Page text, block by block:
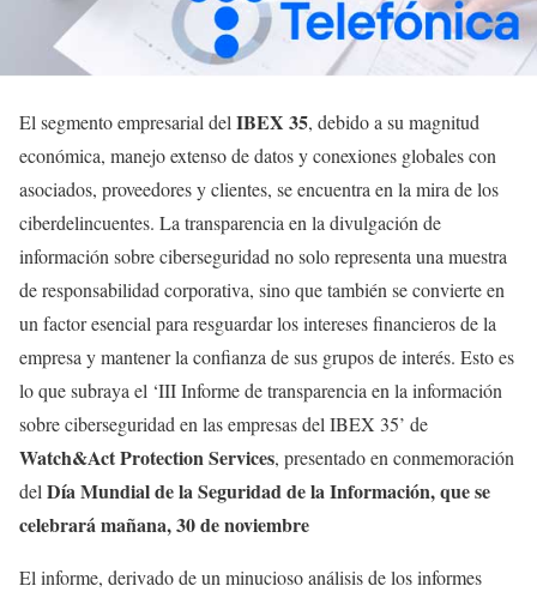
El segmento empresarial delIBEX 35, debido a su magnitud
económica, manejo extenso de datos y conexiones globales con
asociados, proveedores y clientes, se encuentra en la mira de los
ciberdelincuentes. La transparencia en la divulgación de
información sobre ciberseguridad no solo representa una muestra
de responsabilidad corporativa, sino que también se convierte en
un factor esencial para resguardar los intereses financieros de la
empresa y mantener la confianza de sus grupos de interés. Esto es
lo que subraya el ‘III Informe de transparencia en la información
sobre ciberseguridad en las empresas del IBEX 35’ de
Watch&Act Protection Services, presentado en conmemoración
delDía Mundial de la Seguridad de la Información, que se
celebrará mañana, 30 de noviembre
El informe, derivado de un minucioso análisis de los informes